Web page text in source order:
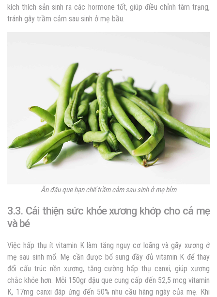
kích thích sản sinh ra các hormone tốt, giúp điều chỉnh tâm trạng,
tránh gây trầm cảm sau sinh ở mẹ bầu.
Ăn đậu que hạn chế trầm cảm sau sinh ở mẹ bỉm
3.3. Cải thiện sức khỏe xương khớp cho cả mẹ
và bé
Việc hấp thụ ít vitamin K làm tăng nguy cơ loãng và gãy xương ở
mẹ sau sinh mổ. Mẹ cần được bổ sung đầy đủ vitamin K để thay
đổi cấu trúc nền xương, tăng cường hấp thụ canxi, giúp xương
chắc khỏe hơn. Mỗi 150gr đậu que cung cấp đến 52,5 mcg vitamin
K, 17mg canxi đáp ứng đến 50% nhu cầu hàng ngày của mẹ. Khi